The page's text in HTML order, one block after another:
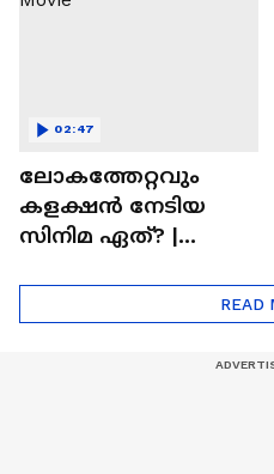
ലോകത്തേറ്റവും
കളക്ഷൻ നേടിയ
സിനിമ ഏത്? |
02:47
READ